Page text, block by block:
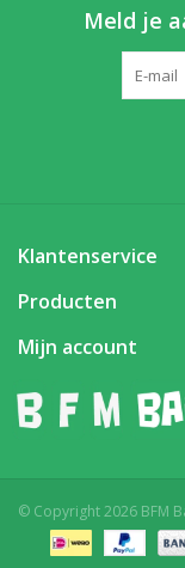
Meld je
Klantenservice
Producten
Mijn account
© Copyright 2026 BFM